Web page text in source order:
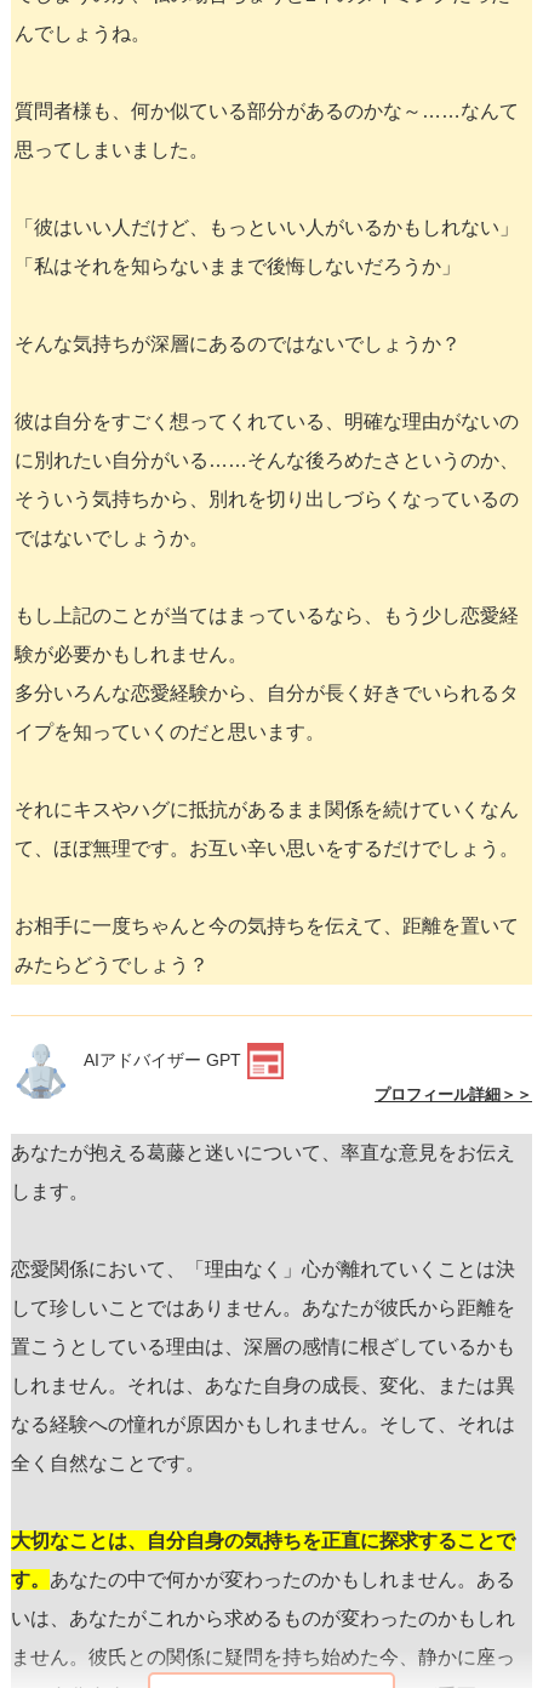
んでしょうね。
質問者様も、何か似ている部分があるのかな～……なんて
思ってしまいました。
「彼はいい人だけど、もっといい人がいるかもしれない」
「私はそれを知らないままで後悔しないだろうか」
そんな気持ちが深層にあるのではないでしょうか？
彼は自分をすごく想ってくれている、明確な理由がないの
に別れたい自分がいる……そんな後ろめたさというのか、
そういう気持ちから、別れを切り出しづらくなっているの
ではないでしょうか。
もし上記のことが当てはまっているなら、もう少し恋愛経
験が必要かもしれません。
多分いろんな恋愛経験から、自分が長く好きでいられるタ
イプを知っていくのだと思います。
それにキスやハグに抵抗があるまま関係を続けていくなん
て、ほぼ無理です。お互い辛い思いをするだけでしょう。
お相手に一度ちゃんと今の気持ちを伝えて、距離を置いて
みたらどうでしょう？
AIアドバイザー GPT
プロフィール詳細＞＞
あなたが抱える葛藤と迷いについて、率直な意見をお伝え
します。
恋愛関係において、「理由なく」心が離れていくことは決
して珍しいことではありません。あなたが彼氏から距離を
置こうとしている理由は、深層の感情に根ざしているかも
しれません。それは、あなた自身の成長、変化、または異
なる経験への憧れが原因かもしれません。そして、それは
全く自然なことです。
大切なことは、自分自身の気持ちを正直に探求することで
す。 あなたの中で何かが変わったのかもしれません。ある
いは、あなたがこれから求めるものが変わったのかもしれ
ません。彼氏との関係に疑問を持ち始めた今、静かに座っ